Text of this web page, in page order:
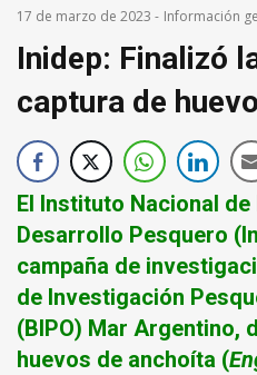
17 de marzo de 2023 - Información
Inidep: Finalizó
captura de
El Instituto Nacional
Desarrollo Pesquero (
campaña de
de Investigación
(BIPO) Mar Argentino,
huevos de anchoíta (